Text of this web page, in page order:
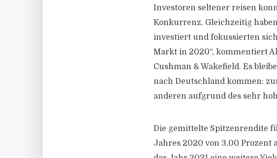
Investoren seltener reisen
Konkurrenz. Gleichzeitig
investiert und fokussierten
Markt in 2020“, kommentiert
Cushman & Wakefield. Es
nach Deutschland kommen:
anderen aufgrund des sehr
Die gemittelte Spitzenrendite
Jahres 2020 von 3,00 Prozent